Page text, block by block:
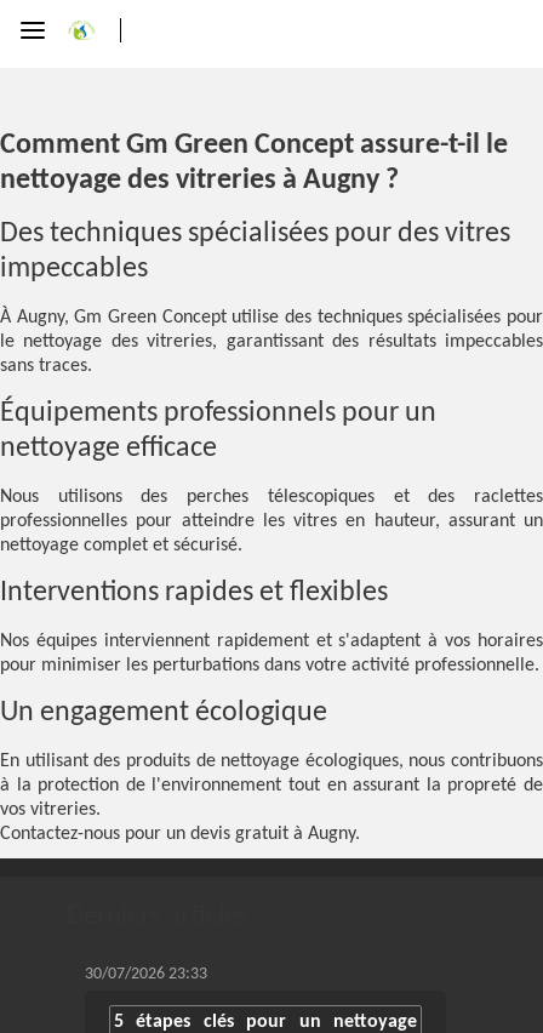
Comment Gm Green Concept assure-t-il le
nettoyage des vitreries à Augny ?
Des techniques spécialisées pour des vitres
impeccables
À Augny, Gm Green Concept utilise des techniques spécialisées pour
le nettoyage des vitreries, garantissant des résultats impeccables
sans traces.
Équipements professionnels pour un
nettoyage efficace
Nous utilisons des perches télescopiques et des raclettes
professionnelles pour atteindre les vitres en hauteur, assurant un
nettoyage complet et sécurisé.
Interventions rapides et flexibles
Nos équipes interviennent rapidement et s'adaptent à vos horaires
pour minimiser les perturbations dans votre activité professionnelle.
Un engagement écologique
En utilisant des produits de nettoyage écologiques, nous contribuons
à la protection de l'environnement tout en assurant la propreté de
vos vitreries.
Contactez-nous pour un devis gratuit à Augny.
30/07/2026 23:33
5 étapes clés pour un nettoyage